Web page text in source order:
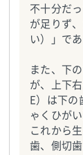
不十分だ
が足りず
い）」で
また、下
が、上下
E）は下
ゃくひが
これから
歯、側切